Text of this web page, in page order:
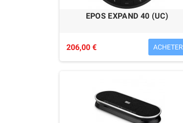
EPOS EXPAND 40 (UC)
206,00 € ACHETER